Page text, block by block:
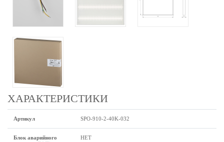
ХАРАКТЕРИСТИКИ
Артикул SPO-910-2-40K-032
Блок аварийного
НЕТ